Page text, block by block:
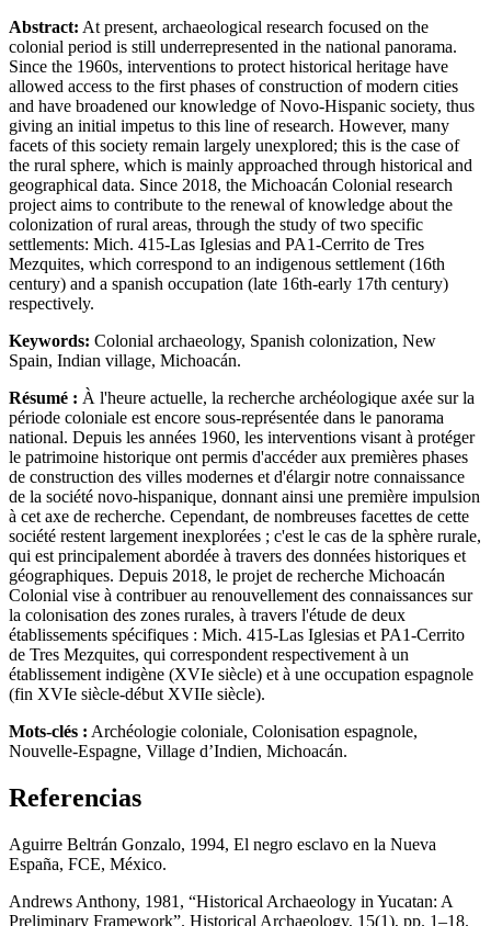
Abstract: At present, archaeological research focused on the
colonial period is still underrepresented in the national panorama.
Since the 1960s, interventions to protect historical heritage have
allowed access to the first phases of construction of modern cities
and have broadened our knowledge of Novo-Hispanic society, thus
giving an initial impetus to this line of research. However, many
facets of this society remain largely unexplored; this is the case of
the rural sphere, which is mainly approached through historical and
geographical data. Since 2018, the Michoacán Colonial research
project aims to contribute to the renewal of knowledge about the
colonization of rural areas, through the study of two specific
settlements: Mich. 415-Las Iglesias and PA1-Cerrito de Tres
Mezquites, which correspond to an indigenous settlement (16th
century) and a spanish occupation (late 16th-early 17th century)
respectively.
Keywords: Colonial archaeology, Spanish colonization, New
Spain, Indian village, Michoacán.
Résumé : À l'heure actuelle, la recherche archéologique axée sur la
période coloniale est encore sous-représentée dans le panorama
national. Depuis les années 1960, les interventions visant à protéger
le patrimoine historique ont permis d'accéder aux premières phases
de construction des villes modernes et d'élargir notre connaissance
de la société novo-hispanique, donnant ainsi une première impulsion
à cet axe de recherche. Cependant, de nombreuses facettes de cette
société restent largement inexplorées ; c'est le cas de la sphère rurale,
qui est principalement abordée à travers des données historiques et
géographiques. Depuis 2018, le projet de recherche Michoacán
Colonial vise à contribuer au renouvellement des connaissances sur
la colonisation des zones rurales, à travers l'étude de deux
établissements spécifiques : Mich. 415-Las Iglesias et PA1-Cerrito
de Tres Mezquites, qui correspondent respectivement à un
établissement indigène (XVIe siècle) et à une occupation espagnole
(fin XVIe siècle-début XVIIe siècle).
Mots-clés : Archéologie coloniale, Colonisation espagnole,
Nouvelle-Espagne, Village d’Indien, Michoacán.
Referencias
Aguirre Beltrán Gonzalo, 1994, El negro esclavo en la Nueva
España, FCE, México.
Andrews Anthony, 1981, “Historical Archaeology in Yucatan: A
Preliminary Framework”. Historical Archaeology, 15(1), pp. 1–18.